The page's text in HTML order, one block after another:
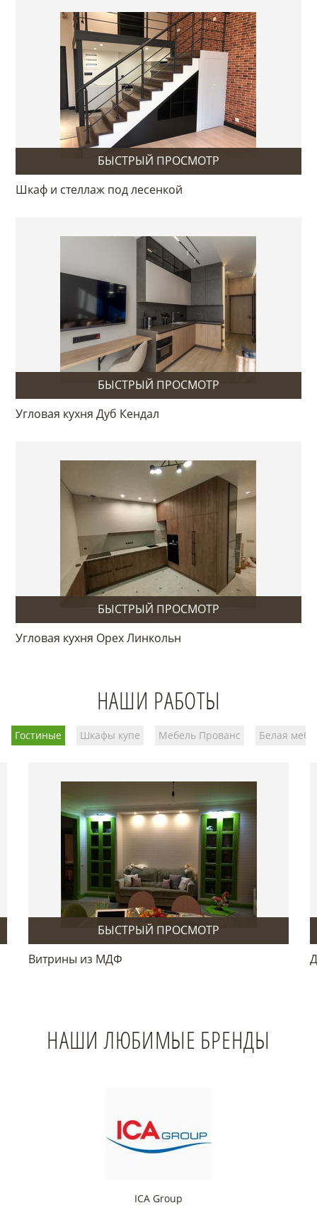
БЫСТРЫЙ ПРОСМОТР
Шкаф и стеллаж под лесенкой
БЫСТРЫЙ ПРОСМОТР
Угловая кухня Дуб Кендал
БЫСТРЫЙ ПРОСМОТР
Угловая кухня Орех Линкольн
НАШИ РАБОТЫ
Гостиные Шкафы купе Мебель Прованс Белая
БЫСТРЫЙ ПРОСМОТР
Витрины из МДФ
НАШИ ЛЮБИМЫЕ БРЕНДЫ
Hettich